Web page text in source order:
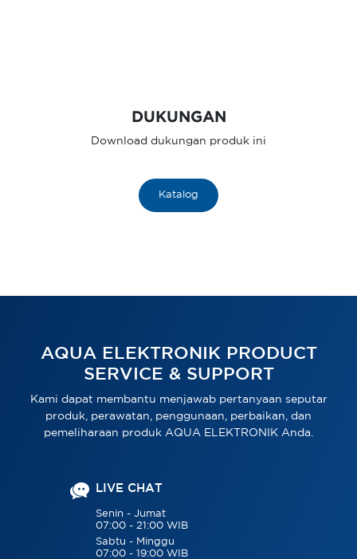
DUKUNGAN
Download dukungan produk ini
Katalog
AQUA ELEKTRONIK PRODUCT
SERVICE & SUPPORT
Kami dapat membantu menjawab pertanyaan seputar
produk, perawatan, penggunaan, perbaikan, dan
pemeliharaan produk AQUA ELEKTRONIK Anda.
LIVE CHAT
Senin - Jumat
07:00 - 21:00 WIB
Sabtu - Minggu
07:00 - 19:00 WIB